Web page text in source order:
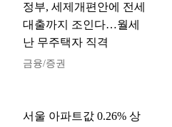
정부, 세제개편안에 전세
대출까지 조인다…월세
난 무주택자 직격
금융/증권
서울 아파트값 0.26% 상